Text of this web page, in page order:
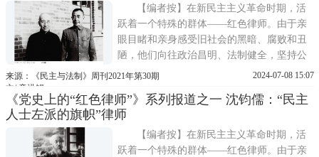
法律为武器，营救了一
【编者按】在新民主主义革命时期，活
跃着一个特殊的群体——红色律师。由于亲
眼目睹和亲身感受旧社会的黑暗、腐败和丑
陋，他们向往政治昌明、法制健全，坚持公
平正义，拥护中国共产党的政治主张，义无
建、反抗国民党反动统治的革命活动和斗争
中。他们以律师的身份，以法庭为阵地，以
法律为武器，营救了一
来源：《民主与法制》周刊2021年第30期
文/ 童洪锡
2024-07-08 15:07
《党史上的“红色律师”》系列报道之一 沈钧儒：“民主
人士左派的旗帜”律师
【编者按】在新民主主义革命时期，活
跃着一个特殊的群体——红色律师。由于亲